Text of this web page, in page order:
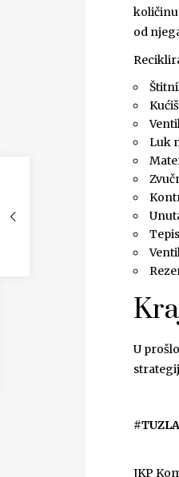
količinu
od
Luk
U
JKP